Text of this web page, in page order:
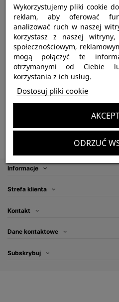
Informacje
Strefa klienta
Kontakt
Dane kontaktowe
Wykorzystujemy pliki cookie
reklam, aby oferować
analizować ruch w naszej
korzystasz z naszej
społecznościowym,
mogą połączyć te
otrzymanymi od Ciebie
korzystania z ich usług.
Dostosuj pliki cookie
ODRZUĆ
Subskrybuj